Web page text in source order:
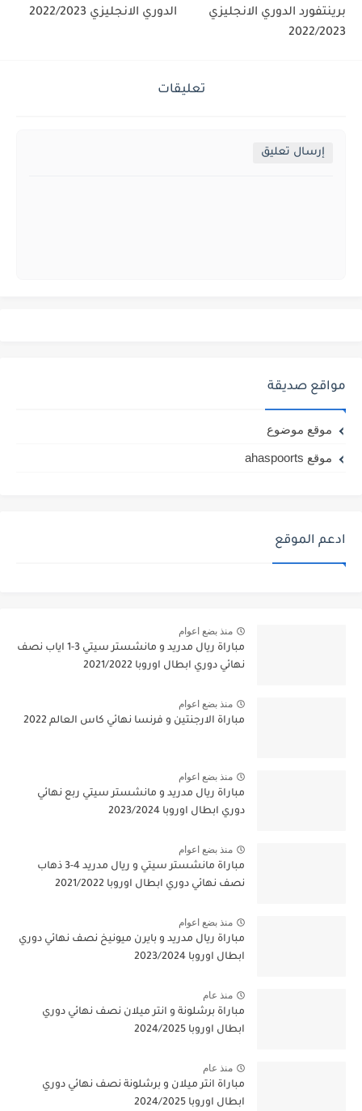
برينتفورد الدوري الانجليزي
2022/2023
الدوري الانجليزي 2022/2023
تعليقات
إرسال تعليق
مواقع صديقة
موقع موضوع
موقع ahaspoorts
ادعم الموقع
منذ بضع اعوام
مباراة ريال مدريد و مانشستر سيتي 3-1 اياب نصف
نهائي دوري ابطال اوروبا 2021/2022
منذ بضع اعوام
مباراة الارجنتين و فرنسا نهائي كاس العالم 2022
منذ بضع اعوام
مباراة ريال مدريد و مانشستر سيتي ربع نهائي
دوري ابطال اوروبا 2023/2024
منذ بضع اعوام
مباراة مانشستر سيتي و ريال مدريد 4-3 ذهاب
نصف نهائي دوري ابطال اوروبا 2021/2022
منذ بضع اعوام
مباراة ريال مدريد و بايرن ميونيخ نصف نهائي دوري
ابطال اوروبا 2023/2024
منذ عام
مباراة برشلونة و انتر ميلان نصف نهائي دوري
ابطال اوروبا 2024/2025
منذ عام
مباراة انتر ميلان و برشلونة نصف نهائي دوري
ابطال اوروبا 2024/2025